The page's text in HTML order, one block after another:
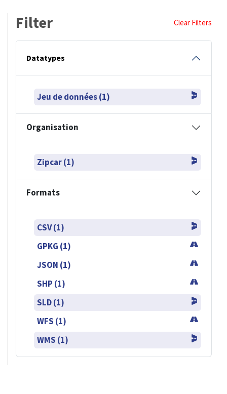
Filter Clear Filters
Datatypes
Jeu de données (1)
Organisation
Zipcar (1)
Formats
CSV (1)
GPKG (1)
JSON (1)
SHP (1)
SLD (1)
WFS (1)
WMS (1)